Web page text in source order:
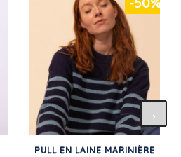
PULL EN LAINE MARINIÈRE